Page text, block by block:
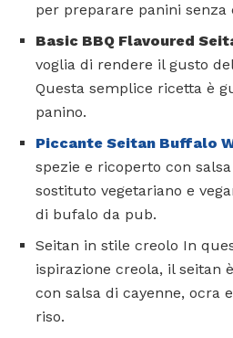
per preparare panini senza
Basic BBQ Flavoured
voglia di rendere il gusto
Questa semplice ricetta è
panino.
Piccante Seitan Buffalo
spezie e ricoperto con
sostituto vegetariano e
di bufalo da pub.
Seitan in stile creolo In
ispirazione creola, il seitan
con salsa di cayenne, ocra
riso.